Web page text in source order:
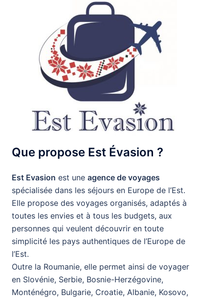
Que propose Est Évasion ?
Est Evasion est uneagence de voyages
spécialisée dans les séjours en Europe de l’Est.
Elle propose des voyages organisés, adaptés à
toutes les envies et à tous les budgets, aux
personnes qui veulent découvrir en toute
simplicité les pays authentiques de l’Europe de
l’Est.
Outre la Roumanie, elle permet ainsi de voyager
en Slovénie, Serbie, Bosnie-Herzégovine,
Monténégro, Bulgarie, Croatie, Albanie, Kosovo,